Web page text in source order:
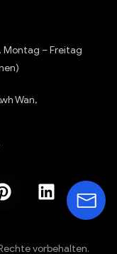
Montag – Freitag
Wan,
vorbehalten.